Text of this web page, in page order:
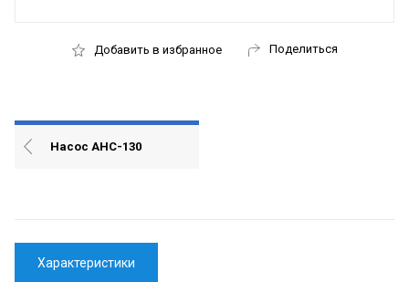
Добавить в избранное Поделиться
Насос АНС-130
Характеристики